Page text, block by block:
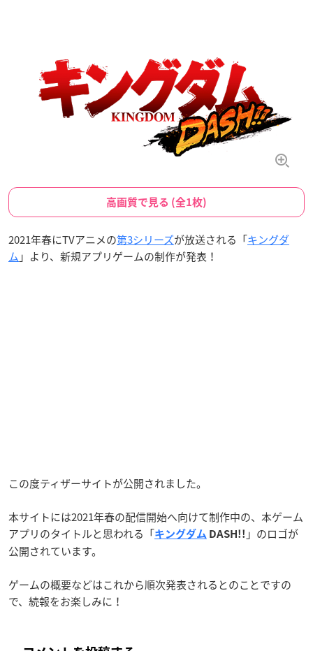
高画質で見る (全1枚)
2021年春にTVアニメの第3シリーズが放送される「キングダ
ム 」より、新規アプリゲームの制作が発表！
この度ティザーサイトが公開されました。
本サイトには2021年春の配信開始へ向けて制作中の、本ゲーム
アプリのタイトルと思われる「キングダム DASH!! 」のロゴが
公開されています。
ゲームの概要などはこれから順次発表されるとのことですの
で、続報をお楽しみに！